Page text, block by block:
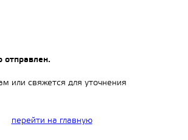
отправлен.
или свяжется для уточнения
перейти на главную